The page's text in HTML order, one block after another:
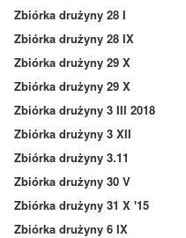
Zbiórka drużyny 28 I
Zbiórka drużyny 28 IX
Zbiórka drużyny 29 X
Zbiórka drużyny 29 X
Zbiórka drużyny 3 III 2018
Zbiórka drużyny 3 XII
Zbiórka drużyny 3.11
Zbiórka drużyny 30 V
Zbiórka drużyny 31 X '15
Zbiórka drużyny 6 IX